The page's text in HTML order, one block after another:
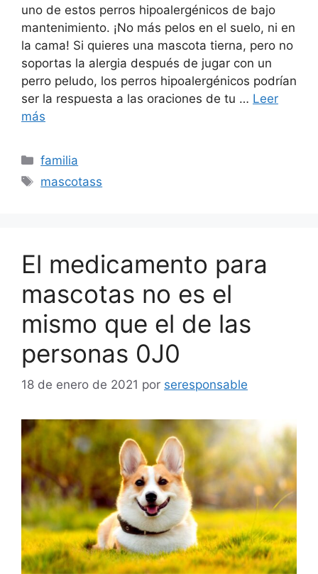
uno de estos perros hipoalergénicos de bajo
mantenimiento. ¡No más pelos en el suelo, ni en
la cama! Si quieres una mascota tierna, pero no
soportas la alergia después de jugar con un
perro peludo, los perros hipoalergénicos podrían
ser la respuesta a las oraciones de tu … Leer
más
Categorías
familia
Etiquetas
mascotass
El medicamento para
mascotas no es el
mismo que el de las
personas 0J0
18 de enero de 2021 por seresponsable